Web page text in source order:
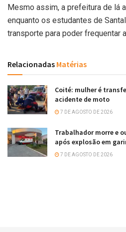
Mesmo assim, a prefeitura de lá
enquanto os estudantes de
transporte para poder frequentar
Relacionadas Matérias
Coité: mulher é
acidente de moto
7 DE AGOSTO DE 2026
Trabalhador morre e
após explosão em
7 DE AGOSTO DE 2026